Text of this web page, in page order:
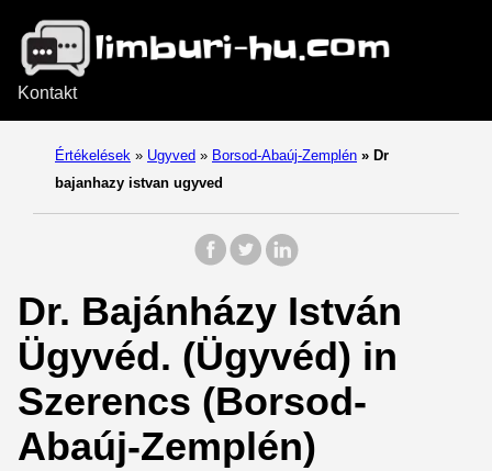
Kontakt
Értékelések » Ugyved » Borsod-Abaúj-Zemplén » Dr
bajanhazy istvan ugyved
Dr. Bajánházy István
Ügyvéd. (Ügyvéd) in
Szerencs (Borsod-
Abaúj-Zemplén)